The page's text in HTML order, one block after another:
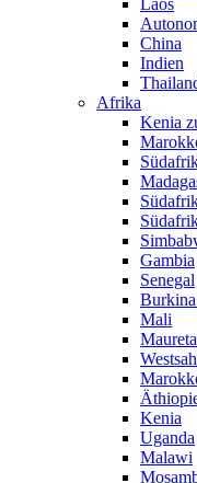
Laos
China
Indien
Afrika
Kenia
Gambia
Senegal
Mali
Kenia
Uganda
Malawi